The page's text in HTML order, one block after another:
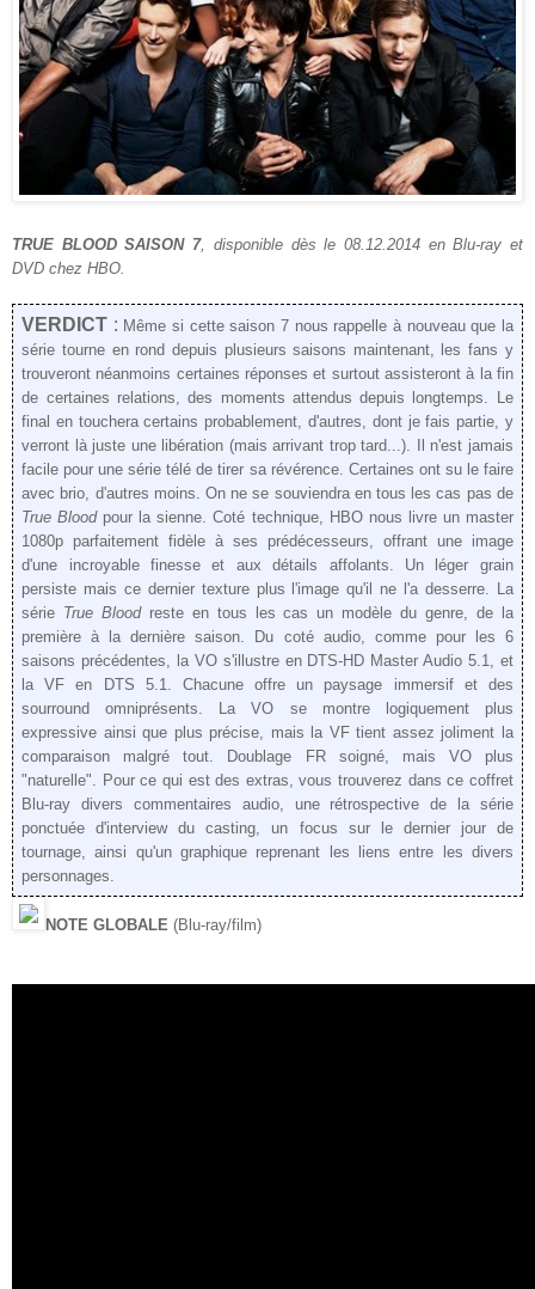
TRUE BLOOD SAISON 7, disponible dès le 08.12.2014 en Blu-ray et
DVD chez HBO.
VERDICT : Même si cette saison 7 nous rappelle à nouveau que la
série tourne en rond depuis plusieurs saisons maintenant, les fans y
trouveront néanmoins certaines réponses et surtout assisteront à la fin
de certaines relations, des moments attendus depuis longtemps. Le
final en touchera certains probablement, d'autres, dont je fais partie, y
verront là juste une libération (mais arrivant trop tard...). Il n'est jamais
facile pour une série télé de tirer sa révérence. Certaines ont su le faire
avec brio, d'autres moins. On ne se souviendra en tous les cas pas de
True Bloodpour la sienne. Coté technique, HBO nous livre un master
1080p parfaitement fidèle à ses prédécesseurs, offrant une image
d'une incroyable finesse et aux détails affolants. Un léger grain
persiste mais ce dernier texture plus l'image qu'il ne l'a desserre. La
série True Bloodreste en tous les cas un modèle du genre, de la
première à la dernière saison. Du coté audio, comme pour les 6
saisons précédentes, la VO s'illustre en DTS-HD Master Audio 5.1, et
la VF en DTS 5.1. Chacune offre un paysage immersif et des
sourround omniprésents. La VO se montre logiquement plus
expressive ainsi que plus précise, mais la VF tient assez joliment la
comparaison malgré tout. Doublage FR soigné, mais VO plus
"naturelle". Pour ce qui est des extras, vous trouverez dans ce coffret
Blu-ray divers commentaires audio, une rétrospective de la série
ponctuée d'interview du casting, un focus sur le dernier jour de
tournage, ainsi qu'un graphique reprenant les liens entre les divers
personnages.
NOTE GLOBALE (Blu-ray/film)